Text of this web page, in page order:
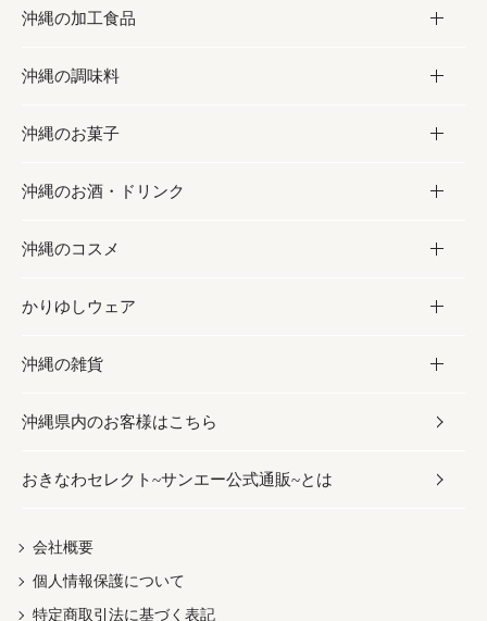
お取り寄せグルメ
フルーツ・野菜
お肉
海産物
沖縄の加工食品
加工食品
缶詰／パウチ
沖縄料理
沖縄そば／乾麺
レトルト食品
乾物／粉類
沖縄の調味料
調味料
砂糖／黒砂糖
塩
お酢／ドレッシング
しょうゆ
みそ
だし／スパイス／島唐辛子
沖縄のお菓子
お菓子
黒糖
ちんすこう
伝統菓子
スナック
おつまみ
紅芋
沖縄のお酒・ドリンク
お酒・ドリンク
泡盛
ビール・チューハイ
ワイン・ウィスキー・カクテル
ドリンク
茶葉
沖縄のコスメ
コスメ
スキンケア
ボディケア
ヘアケア
UVケア
かりゆしウェア
かりゆしウェア
メンズ
レディース
沖縄の雑貨
雑貨
沖縄ファッション
伝統工芸品
沖縄県内のお客様はこちら
おきなわセレクト~サンエー公式通販~とは
会社概要
個人情報保護について
特定商取引法に基づく表記